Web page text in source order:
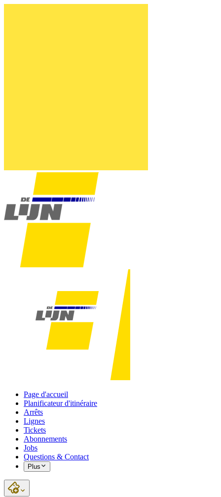
Page d'accueil
Planificateur d'itinéraire
Arrêts
Lignes
Tickets
Abonnements
Jobs
Questions & Contact
Plus